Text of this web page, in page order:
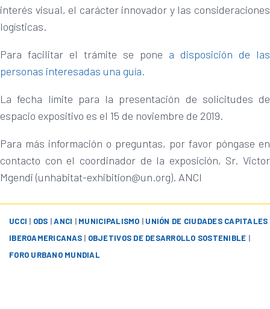
interés visual, el carácter innovador y las consideraciones
logísticas.
Para facilitar el trámite se pone a disposición de las
personas interesadas una guía.
La fecha límite para la presentación de solicitudes de
espacio expositivo es el 15 de noviembre de 2019.
Para más información o preguntas, por favor póngase en
contacto con el coordinador de la exposición, Sr. Victor
Mgendi (unhabitat-exhibition@un.org). ANCI
UCCI | ODS |ANCI | MUNICIPALISMO | UNIÓN DE CIUDADES CAPITALES
IBEROAMERICANAS| OBJETIVOS DE DESARROLLO SOSTENIBLE |
FORO URBANO MUNDIAL